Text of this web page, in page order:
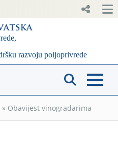
» Obavijest vinogradarima